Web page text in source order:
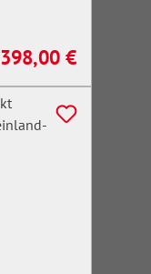
Regulärer Preis:
398,00 €